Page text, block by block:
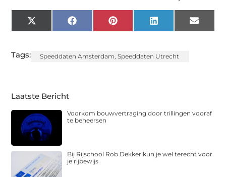
X
(Twitter)
FacebookPinterest LinkedIn Email
Tags: Speeddaten Amsterdam,Speeddaten Utrecht
Laatste Bericht
Voorkom bouwvertraging door trillingen vooraf
te beheersen
Bij Rijschool Rob Dekker kun je wel terecht voor
je rijbewijs